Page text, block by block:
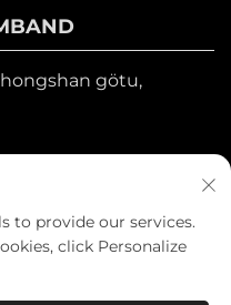
götu,
Heniemo Home
to provide our services.
click Personalize